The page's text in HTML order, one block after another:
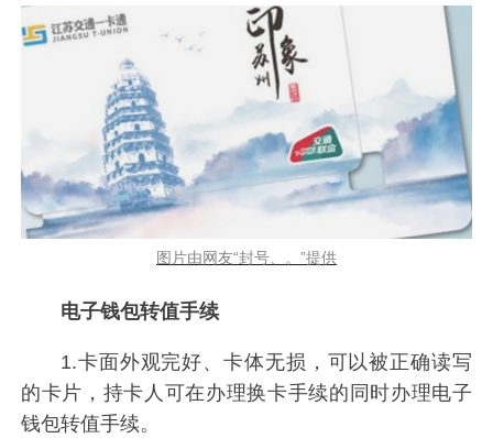
图片由网友“封号、。”提供
电子钱包转值手续
1.卡面外观完好、卡体无损，可以被正确读写
的卡片，持卡人可在办理换卡手续的同时办理电子
钱包转值手续。